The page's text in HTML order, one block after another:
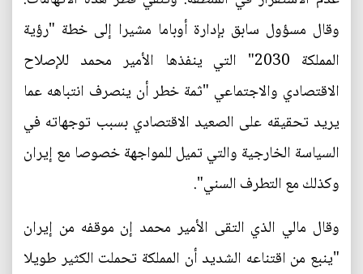
وقال مسؤول سابق بإدارة أوباما مشيرا إلى خطة "رؤية
المملكة 2030" التي ينفذها الأمير محمد للإصلاح
الاقتصادي والاجتماعي "ثمة خطر أن ينصرف انتباهه عما
يريد تحقيقه على الصعيد الاقتصادي بسبب توجهاته في
السياسة الخارجية والتي تميل للمواجهة خصوصا مع إيران
وكذلك مع التطرف السني".
وقال مالي الذي التقى الأمير محمد إن موقفه من إيران
"ينبع من اقتناعه الشديد أن المملكة تحملت الكثير طويلا